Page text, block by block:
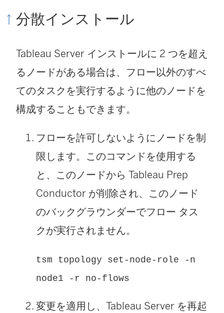
分散インストール
Tableau Server インストールに 2 つを超え
るノードがある場合は、フロー以外のすべ
てのタスクを実行するように他のノードを
構成することもできます。
フローを許可しないようにノードを制
限します。このコマンドを使用する
と、このノードから Tableau Prep
Conductor が削除され、このノード
のバックグラウンダーでフロー タス
クが実行されません。
tsm topology set-node-role -n
node1 -r no-flows
変更を適用し、Tableau Server を再起